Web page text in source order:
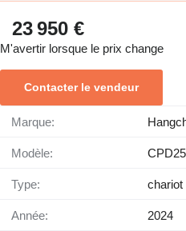
23 950 €
M'avertir lorsque le prix change
Contacter le vendeur
Marque:
Modèle: CPD25
Type: chariot
Année: 2024